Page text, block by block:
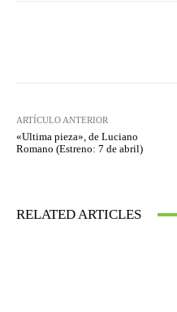
ARTÍCULO ANTERIOR
«Ultima pieza», de Luciano
Romano (Estreno: 7 de abril)
RELATED ARTICLES